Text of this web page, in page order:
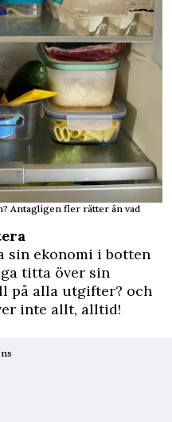
Antagligen fler rätter än vad
sin ekonomi i botten
titta över sin
på alla utgifter? och
inte allt, alltid!